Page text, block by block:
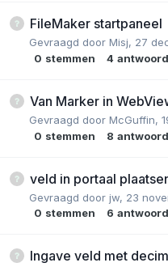
FileMaker startpaneel
Gevraagd door Misj, 27
0 stemmen 4
Van Marker in
Gevraagd door McGuffin,
0 stemmen 8
veld in portaal
Gevraagd door jw, 23
0 stemmen 6
Ingave veld met